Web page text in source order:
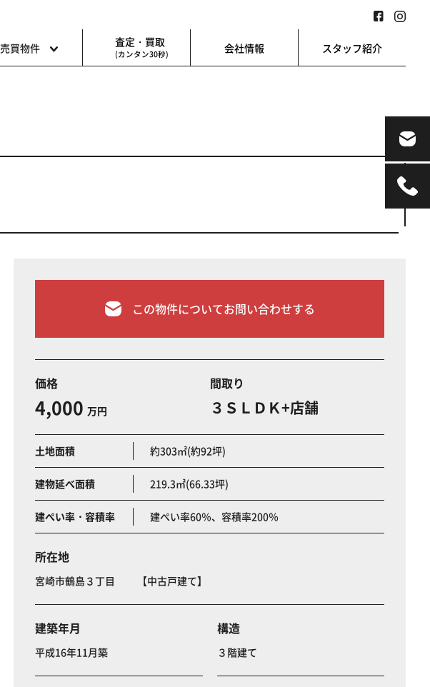
売買物件 査定・買取
(カンタン30秒) 会社情報 スタッフ紹介
この物件についてお問い合わせする
価格
4,000 万円
間取り
３ＳＬＤＫ+店舗
土地面積 約303㎡(約92坪)
建物延べ面積 219.3㎡(66.33坪)
建ぺい率・容積率 建ぺい率60％、容積率200％
所在地
宮崎市鶴島３丁目 【中古戸建て】
建築年月
平成16年11月築
構造
３階建て